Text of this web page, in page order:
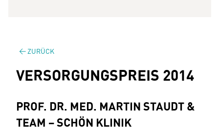
ZURÜCK
VERSORGUNGSPREIS 2014
PROF. DR. MED. MARTIN STAUDT &
TEAM – SCHÖN KLINIK